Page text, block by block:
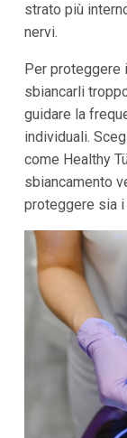
strato più
nervi.
Per proteggere
sbiancarli
guidare la
individuali.
come Healthy
sbiancamento
proteggere sia